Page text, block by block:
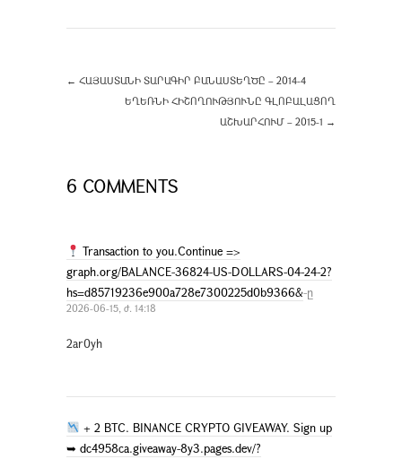
← ՀԱՅԱՍՏԱՆԻ ՏԱՐԱԳԻՐ ԲԱՆԱՍՏԵՂԾԸ – 2014-4
ԵՂԵՌՆԻ ՀԻՇՈՂՈՒԹՅՈՒՆԸ ԳԼՈԲԱԼԱՑՈՂ
ԱՇԽԱՐՀՈՒՄ – 2015-1 →
6 COMMENTS
Transaction to you.Continue =>
graph.org/BALANCE-36824-US-DOLLARS-04-24-2?
hs=d85719236e900a728e7300225d0b9366&-ը
2026-06-15, ժ. 14:18
2ar0yh
+ 2 BTC. BINANCE CRYPTO GIVEAWAY. Sign up
➥ dc4958ca.giveaway-8y3.pages.dev/?